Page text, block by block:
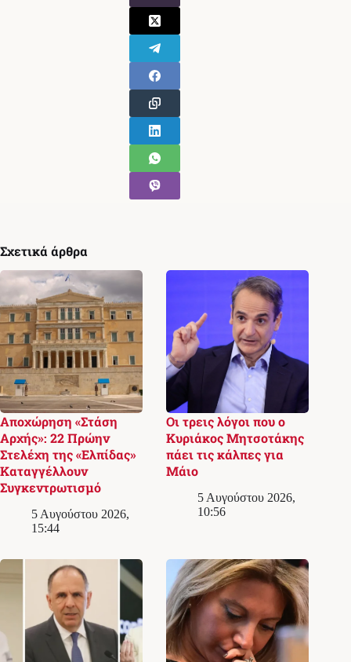
Σχετικά άρθρα
Αποχώρηση «Στάση
Αρχής»: 22 Πρώην
Στελέχη της «Ελπίδας»
Καταγγέλλουν
Συγκεντρωτισμό
5 Αυγούστου 2026,
15:44
Οι τρεις λόγοι που ο
Κυριάκος Μητσοτάκης
πάει τις κάλπες για
Μάιο
5 Αυγούστου 2026,
10:56